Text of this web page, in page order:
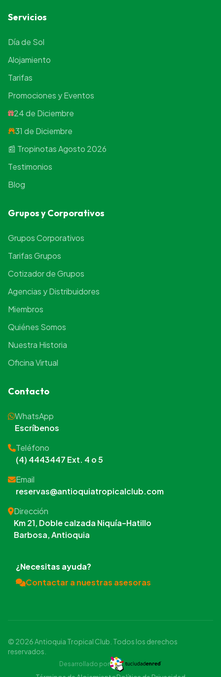
Servicios
Día de Sol
Alojamiento
Tarifas
Promociones y Eventos
24 de Diciembre
31 de Diciembre
📰 Tropinotas Agosto 2026
Testimonios
Blog
Grupos y Corporativos
Grupos Corporativos
Tarifas Grupos
Cotizador de Grupos
Agencias y Distribuidores
Miembros
Quiénes Somos
Nuestra Historia
Oficina Virtual
Contacto
WhatsApp
Escríbenos
Teléfono
(4) 4443447 Ext. 4 o 5
Email
reservas@antioquiatropicalclub.com
Dirección
Km 21, Doble calzada Niquía–Hatillo
Barbosa, Antioquia
¿Necesitas ayuda?
Contactar a nuestras asesoras
© 2026 Antioquia Tropical Club. Todos los derechos
reservados.
Desarrollado por